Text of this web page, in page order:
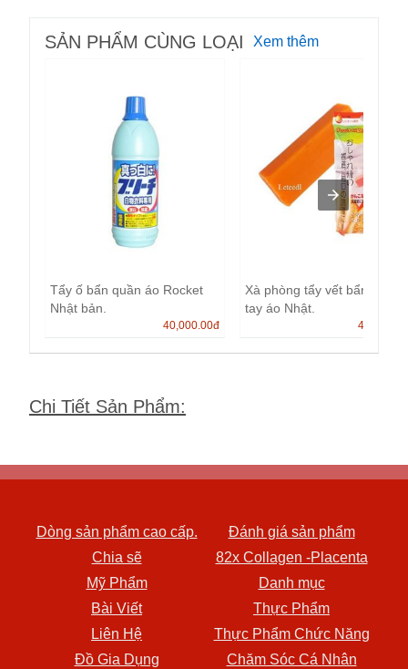
SẢN PHẨM CÙNG LOẠI Xem thêm
Tẩy ố bẩn quần áo Rocket
Nhật bản.
40,000.00đ
Xà phòng tẩy vết bẩn cổ áo,
tay áo Nhật.
45,000.00
Chi Tiết Sản Phẩm:
Dòng sản phẩm cao cấp.
Đánh giá sản phẩm
Chia sẽ
82x Collagen -Placenta
Mỹ Phẩm
Danh mục
Bài Viết
Thực Phẩm
Liên Hệ
Thực Phẩm Chức Năng
Đồ Gia Dụng
Chăm Sóc Cá Nhân